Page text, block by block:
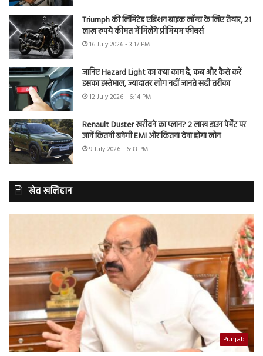
Triumph की लिमिटेड एडिशन बाइक लॉन्च के लिए तैयार, 21
लाख रुपये कीमत में मिलेंगे प्रीमियम फीचर्स
16 July 2026 - 3:17 PM
जानिए Hazard Light का क्या काम है, कब और कैसे करें
इसका इस्तेमाल, ज्यादातर लोग नहीं जानते सही तरीका
12 July 2026 - 6:14 PM
Renault Duster खरीदने का प्लान? 2 लाख डाउन पेमेंट पर
जानें कितनी बनेगी EMI और कितना देना होगा लोन
9 July 2026 - 6:33 PM
खेत खलिहान
Punjab